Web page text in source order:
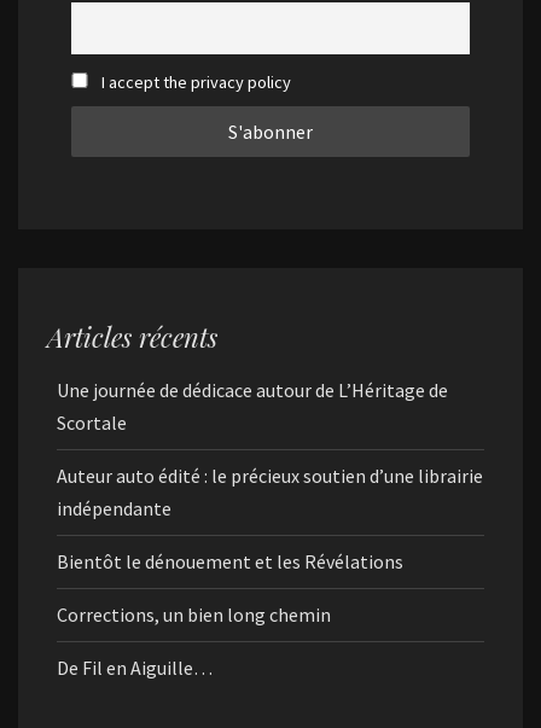
I accept the privacy policy
Articles récents
Une journée de dédicace autour de L’Héritage de
Scortale
Auteur auto édité : le précieux soutien d’une librairie
indépendante
Bientôt le dénouement et les Révélations
Corrections, un bien long chemin
De Fil en Aiguille…